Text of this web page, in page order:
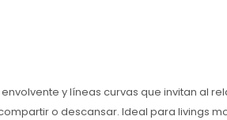
y líneas curvas que invitan al
o descansar. Ideal para livings